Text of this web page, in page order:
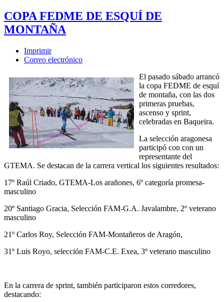
COPA FEDME DE ESQUÍ DE
MONTAÑA
Imprimir
Correo electrónico
El pasado sábado arrancó
la copa FEDME de esquí
de montaña, con las dos
primeras pruebas,
ascenso y sprint,
celebradas en Baqueira.
La selección aragonesa
participó con con un
representante del
GTEMA. Se destacan de la carrera vertical los siguientes resultados:
17º Raúl Criado, GTEMA-Los arañones, 6º categoría promesa-
masculino
20º Santiago Gracia, Selección FAM-G.A. Javalambre, 2º veterano
masculino
21º Carlos Roy, Selección FAM-Montañeros de Aragón,
31º Luis Royo, selección FAM-C.E. Exea, 3º veterano masculino
En la carrera de sprint, también participaron estos corredores,
destacando: